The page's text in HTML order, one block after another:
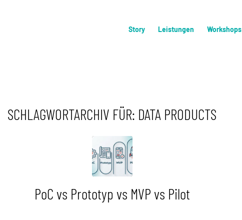
Story Leistungen Workshops
SCHLAGWORTARCHIV FÜR: DATA PRODUCTS
PoC vs Prototyp vs MVP vs Pilot